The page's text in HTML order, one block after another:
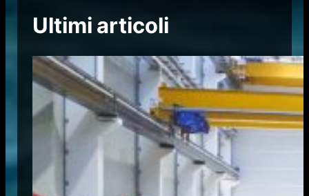
Ultimi articoli